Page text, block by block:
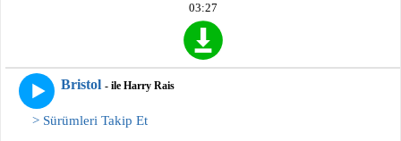
03:27
Bristol - ile Harry Rais
> Sürümleri Takip Et